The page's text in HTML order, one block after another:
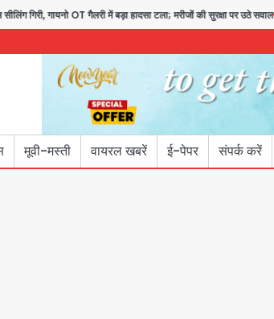
OT गैलरी में बड़ा हादसा टला; मरीजों की सुरक्षा पर उठे सवाल
मूवी-मस्ती वायरल खबरें ई-पेपर संपर्क करें